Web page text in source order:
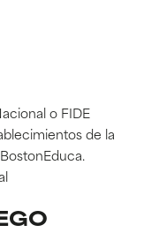
o FIDE
de la